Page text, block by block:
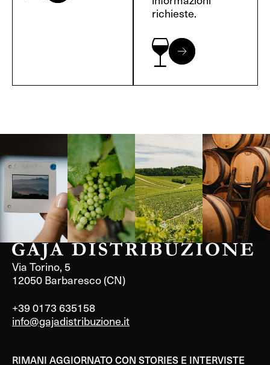
richieste.
Borgogna,
Francia
Borgogna,
Francia
Instagram
Via Torino, 5
12050 Barbaresco (CN)
+39 0173 635158
info@gajadistribuzione.it
RIMANI AGGIORNATO CON STORIES E INTERVISTE